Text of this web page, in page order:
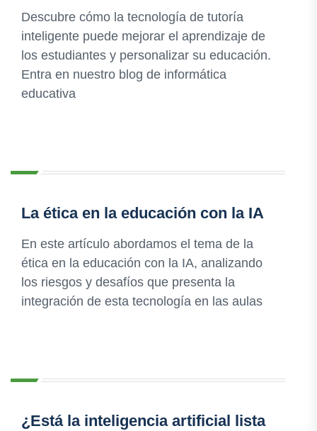
Descubre cómo la tecnología de tutoría
inteligente puede mejorar el aprendizaje de
los estudiantes y personalizar su educación.
Entra en nuestro blog de informática
educativa
La ética en la educación con la IA
En este artículo abordamos el tema de la
ética en la educación con la IA, analizando
los riesgos y desafíos que presenta la
integración de esta tecnología en las aulas
¿Está la inteligencia artificial lista